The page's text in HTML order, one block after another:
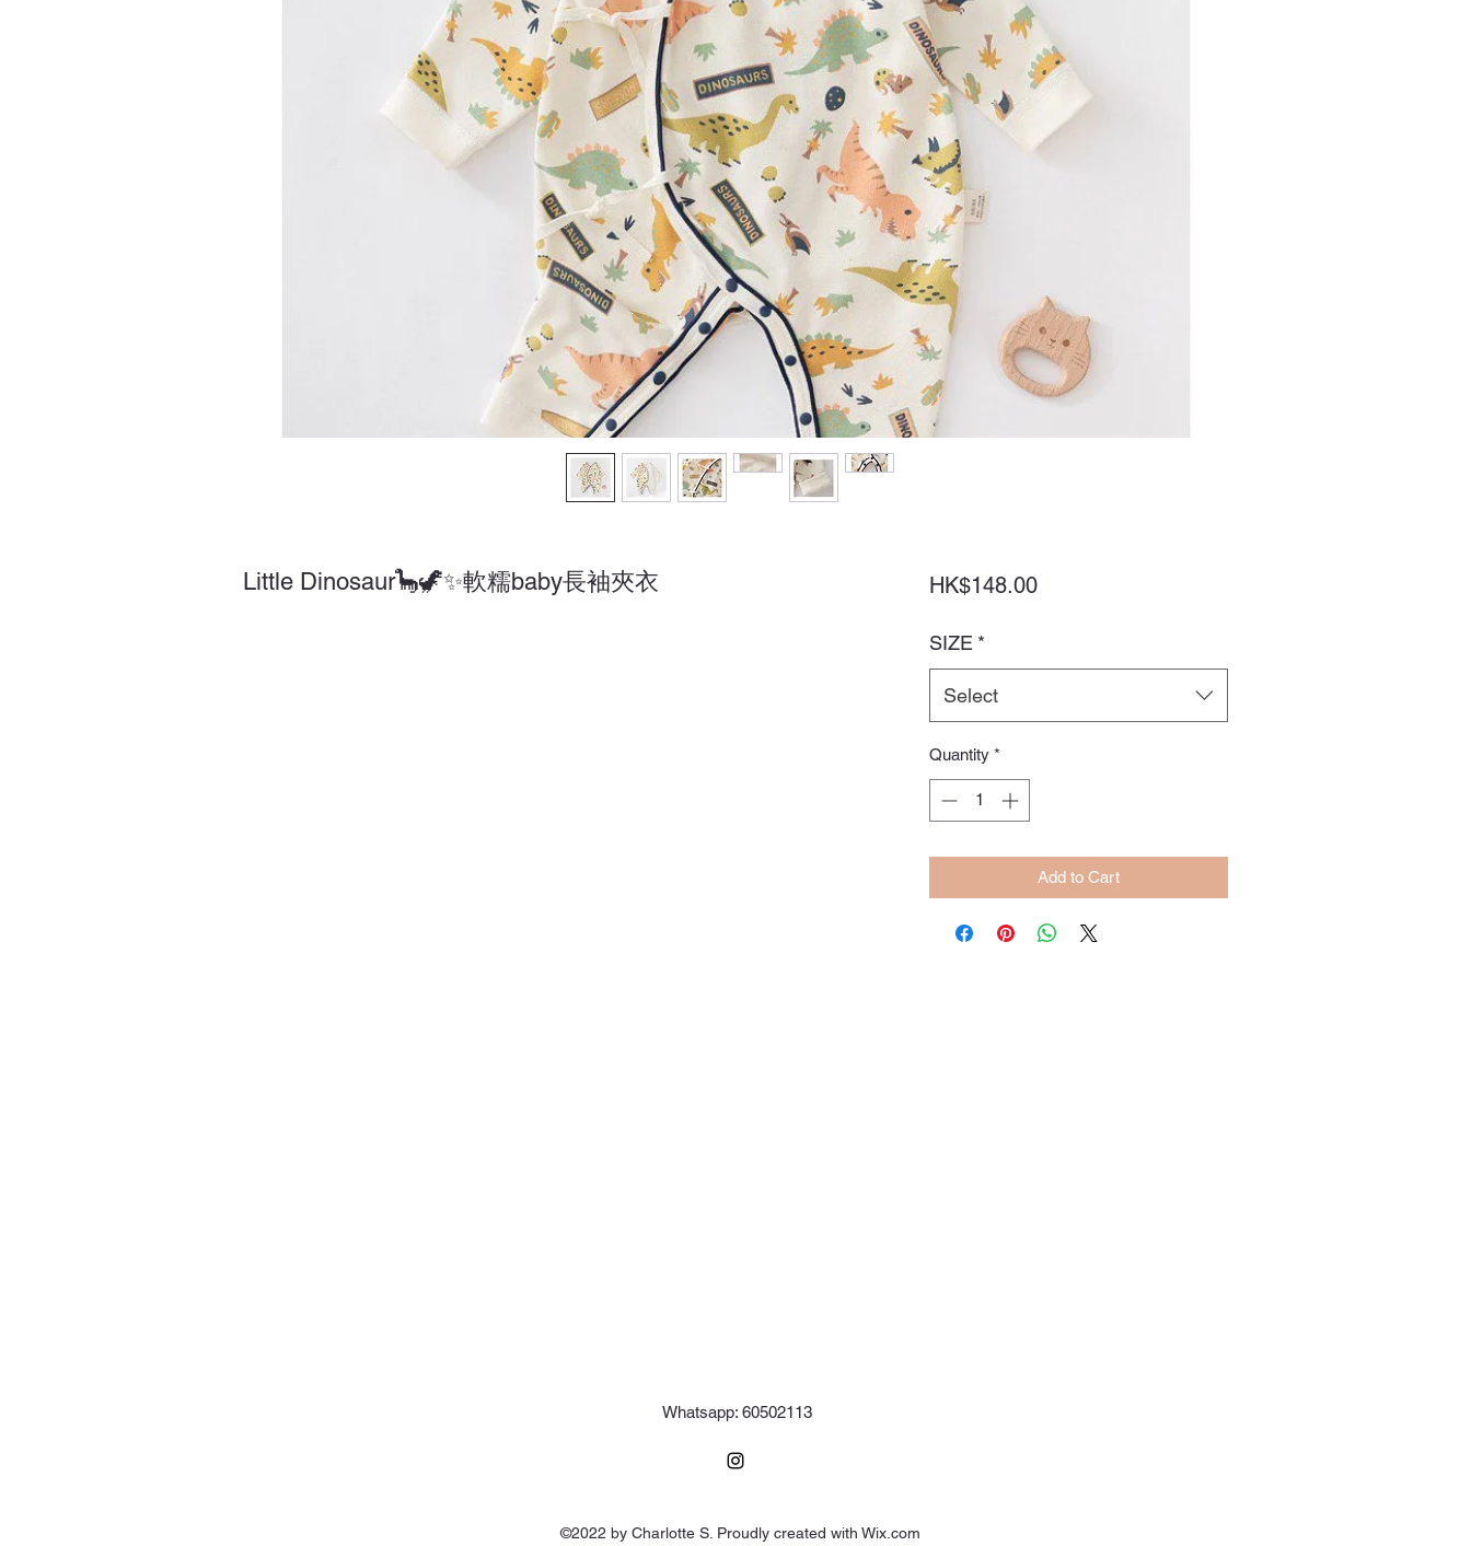
Little Dinosaur🦕🦖✨軟糯baby長袖夾衣 HK$148.00Price
SIZE *
Select
Quantity *
Add to Cart
Whatsapp: 60502113
©2022 by Charlotte S. Proudly created with Wix.com